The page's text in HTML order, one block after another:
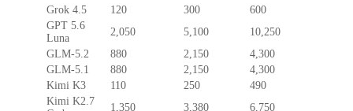
Grok 4.5
120 300
600
GPT 5.6
Luna
2,050 5,100
10,250
GLM-5.2
880 2,150
4,300
GLM-5.1
880 2,150
4,300
Kimi K3
110 250
490
Kimi K2.7
1,350 3,380
6,750